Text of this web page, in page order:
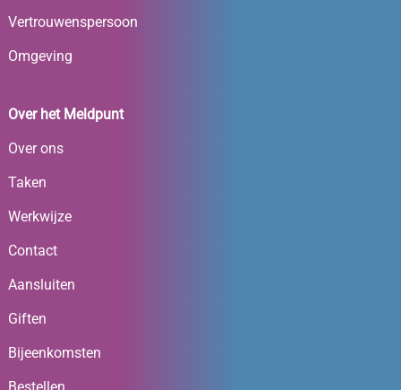
Vertrouwenspersoon
Omgeving
Over het Meldpunt
Over ons
Taken
Werkwijze
Contact
Aansluiten
Giften
Bijeenkomsten